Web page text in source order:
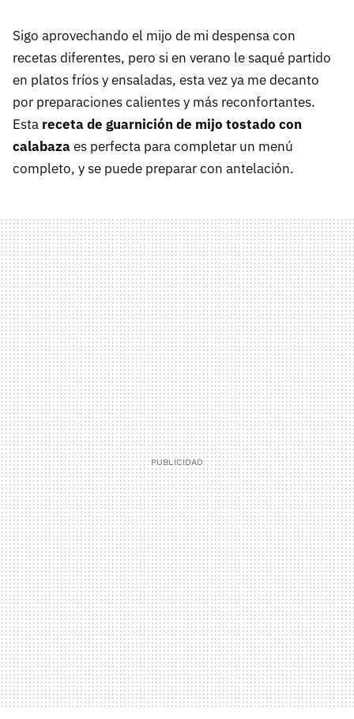
Sigo aprovechando el mijo de mi despensa con
recetas diferentes, pero si en verano le saqué partido
en platos fríos y ensaladas, esta vez ya me decanto
por preparaciones calientes y más reconfortantes.
Esta receta de guarnición de mijo tostado con
calabazaes perfecta para completar un menú
completo, y se puede preparar con antelación.